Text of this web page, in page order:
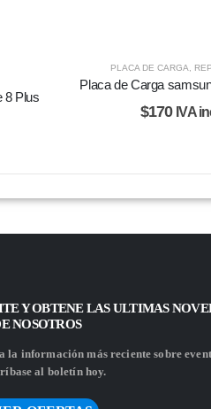
8 Plus
PLACA DE CARGA,
Placa de Carga
$170 IVA
Y OBTENE LAS ULTIMAS
NOSOTROS
la información más reciente sobre
al boletín hoy.